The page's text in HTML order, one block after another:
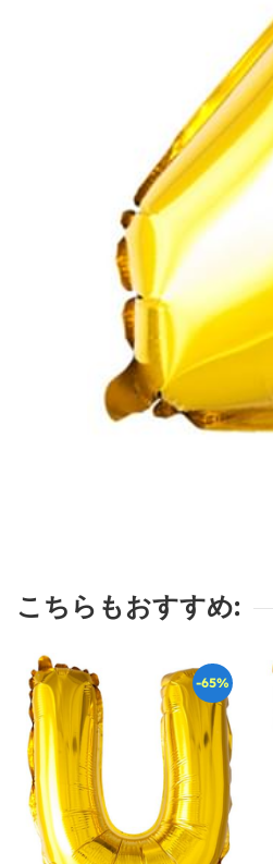
こちらもおすすめ:
-65%